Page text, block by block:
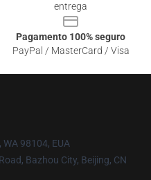
entrega
Pagamento 100% seguro
PayPal / MasterCard / Visa
98104, EUA
Bazhou City, Beijing, CN